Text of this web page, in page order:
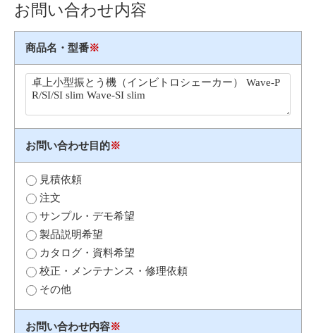
お問い合わせ内容
商品名・型番※
お問い合わせ目的※
見積依頼
注文
サンプル・デモ希望
製品説明希望
カタログ・資料希望
校正・メンテナンス・修理依頼
その他
お問い合わせ内容※